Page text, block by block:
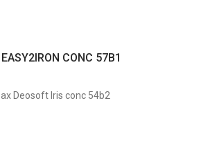
CONC 57B1